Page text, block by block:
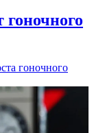
гоночного